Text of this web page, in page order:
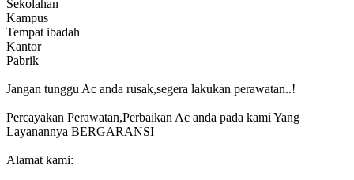
Sekolahan
Kampus
Tempat ibadah
Kantor
Pabrik
Jangan tunggu Ac anda rusak,segera lakukan perawatan..!
Percayakan Perawatan,Perbaikan Ac anda pada kami Yang
Layanannya BERGARANSI
Alamat kami: